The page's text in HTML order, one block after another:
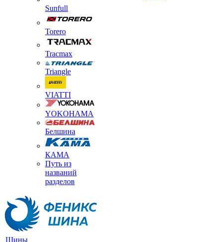
Sunfull
Torero
Tracmax
Triangle
VIATTI
YOKOHAMA
Белшина
КАМА
Путь из
названий
разделов
Шины